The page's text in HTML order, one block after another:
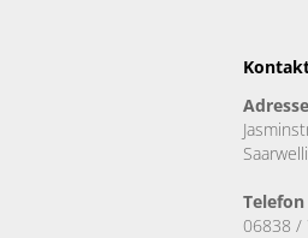
Adresse
Telefon
06838 /